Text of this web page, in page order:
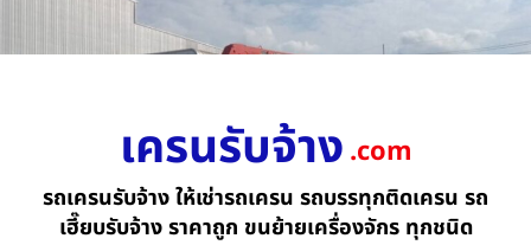
เครนรับจ้าง .com
รถเครนรับจ้าง ให้เช่ารถเครน รถบรรทุกติดเครน รถ
เฮี๊ยบรับจ้าง ราคาถูก ขนย้ายเครื่องจักร ทุกชนิด